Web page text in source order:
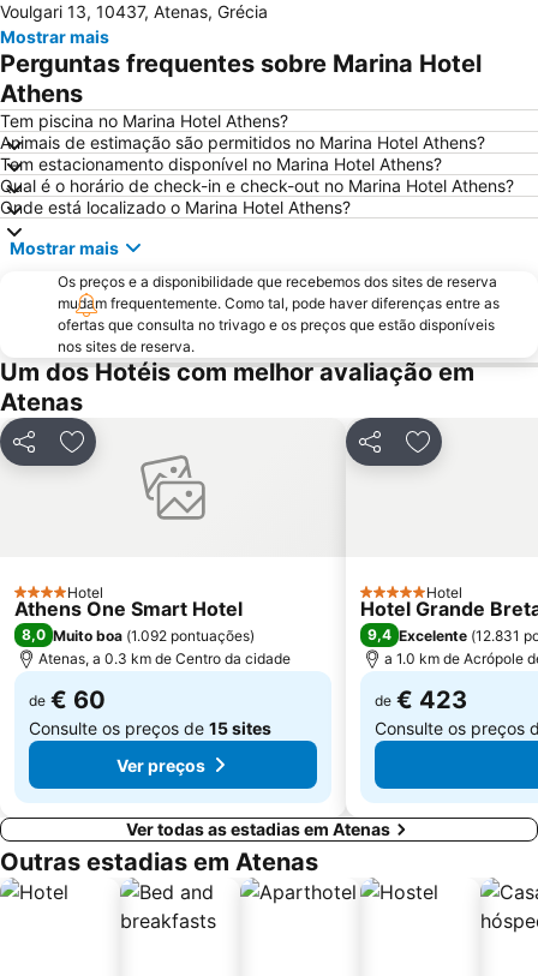
Psirri
Megaron - Athens International Conference Centre
Christmas at Syntagma Square
War Museum
Praia Astir
Odeon de Herodes Ático
Areios Pagos
Templo de Zeus Olímpico
Omonia
Avlaki
Eretria
Templo de Poseidon
OAKA Olympic Stadium
Passeio por Atenas
Pedion Areos
Museu da Acrópole
Neo Iraklio Attikis
Peiraiki
Thissio
Temple of Rome and Augustus
Egaleo
Agia Paraskevi
Metropolitan EXPO
Makronisos
Athens University
Museu Nacional de Arqueologia
Platia Mitropoleos
Merlin de Douai Mansion The Embassy of France
Voulgari 13, 10437, Atenas, Grécia
Mostrar mais
Perguntas frequentes sobre Marina Hotel
Athens
Tem piscina no Marina Hotel Athens?
Animais de estimação são permitidos no Marina Hotel Athens?
Tem estacionamento disponível no Marina Hotel Athens?
Qual é o horário de check-in e check-out no Marina Hotel Athens?
Onde está localizado o Marina Hotel Athens?
Mostrar mais
Os preços e a disponibilidade que recebemos dos sites de reserva
mudam frequentemente. Como tal, pode haver diferenças entre as
ofertas que consulta no trivago e os preços que estão disponíveis
nos sites de reserva.
Um dos Hotéis com melhor avaliação em
Atenas
PartilharAdicionar aos favoritos
4 Estrelas
Hotel
Athens One Smart Hotel
8,0 Muito boa (1.092 pontuações)
Atenas, a 0.3 km de Centro da cidade
de € 60
Consulte os preços de 15 sites
Ver preços
PartilharAdicionar
5 EstrelasHotel
Hotel Grande
9,4 Excelente (12.831
a 1.0 km de Acrópole
de € 423
Consulte os preços
Ver todas as estadias em Atenas
Outras estadias em Atenas